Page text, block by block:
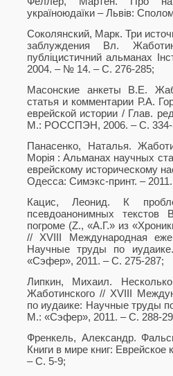
україноюдаїки – Львів:
Соколянский, Марк. Три
заблуждения Вл.
публіцистичний альманах
2004. – № 14. – С. 276-285;
Масонские анкеты В.Е.
статья и комментарии Р.А.
еврейской истории / Глав.
М.: РОССПЭН, 2006. – С. 334-
Панасенко, Наталья.
Морія : Альманах научных
еврейскому историческому
Одесса: Симэкс-принт. –
Кацис, Леонид. К
псевдоанонимных текстов
погроме (Z., «А.Г.» из
// XVIII Международная
Научные труды по
«Сэфер», 2011. – С. 275-287;
Липкин, Михаил.
Жаботинского // XVIII
по иудаике: Научные труды
М.: «Сэфер», 2011. – С. 288-
Френкель, Александр.
Книги в мире книг:
– С. 5-9;